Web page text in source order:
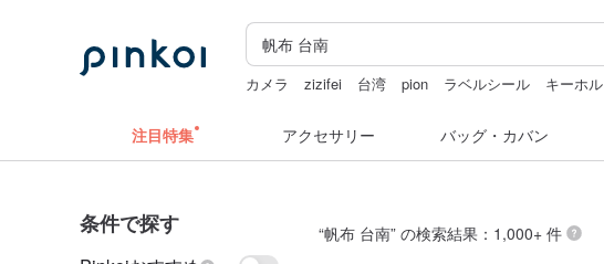
カメラ zizifei 台湾 pion ラベルシール キーホ
注目特集 アクセサリー バッグ・カバン
条件で探す “帆布 台南” の検索結果：1,000+ 件